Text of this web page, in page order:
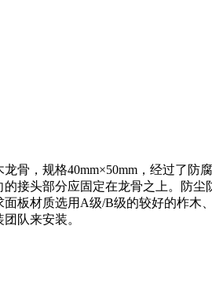
，规格40mm×50mm，经过了防
接头部分应固定在龙骨之上。防
板材质选用A级/B级的较好的柞木
队来安装。